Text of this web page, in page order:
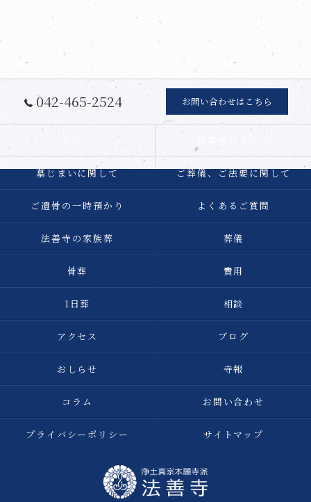
042-465-2524 お問い合わせはこちら
墓じまいに関して ご葬儀、ご法要に関して
ご遺骨の一時預かり よくあるご質問
法善寺の家族葬 葬儀
骨葬 費用
1日葬 相談
アクセス ブログ
おしらせ 寺報
コラム お問い合わせ
プライバシーポリシー サイトマップ